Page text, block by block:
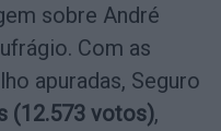
sobre André
Com as
apuradas, Seguro
(12.573 votos),